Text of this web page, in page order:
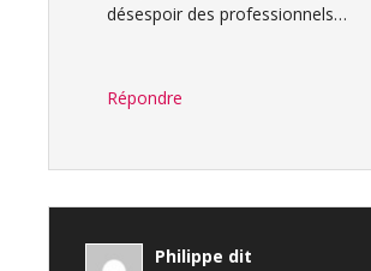
désespoir des professionnels…
Répondre
Philippe dit